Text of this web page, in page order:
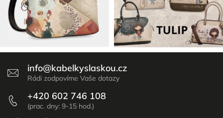
info@kabelkyslaskou.cz
+420 602 746 108